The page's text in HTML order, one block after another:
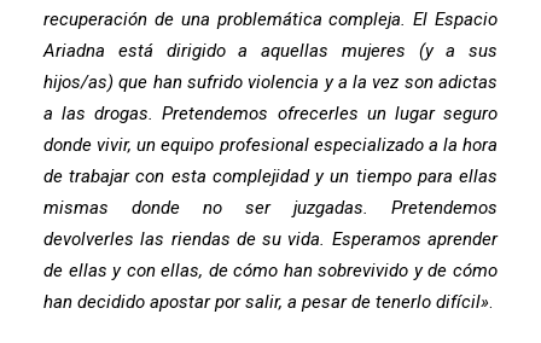
recuperación de una problemática compleja. El Espacio
Ariadna está dirigido a aquellas mujeres (y a sus
hijos/as) que han sufrido violencia y a la vez son adictas
a las drogas. Pretendemos ofrecerles un lugar seguro
donde vivir, un equipo profesional especializado a la hora
de trabajar con esta complejidad y un tiempo para ellas
mismas donde no ser juzgadas. Pretendemos
devolverles las riendas de su vida. Esperamos aprender
de ellas y con ellas, de cómo han sobrevivido y de cómo
han decidido apostar por salir, a pesar de tenerlo difícil».